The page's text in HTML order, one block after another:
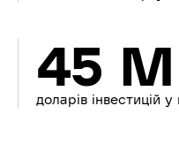
45
доларів інвестицій